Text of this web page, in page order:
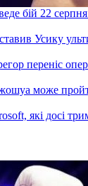
бій 22
Усику
переніс
може
які досі